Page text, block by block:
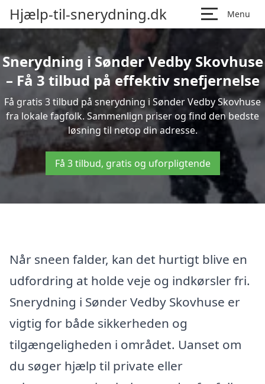
Hjælp-til-snerydning.dk Menu
Snerydning i Sønder Vedby Skovhuse
– Få 3 tilbud på effektiv snefjernelse
Få gratis 3 tilbud på snerydning i Sønder Vedby Skovhuse
fra lokale fagfolk. Sammenlign priser og find den bedste
løsning til netop din adresse.
Få 3 tilbud, gratis og uforpligtende
Når sneen falder, kan det hurtigt blive en
udfordring at holde veje og indkørsler fri.
Snerydning i Sønder Vedby Skovhuse er
vigtig for både sikkerheden og
tilgængeligheden i området. Uanset om
du søger hjælp til private eller